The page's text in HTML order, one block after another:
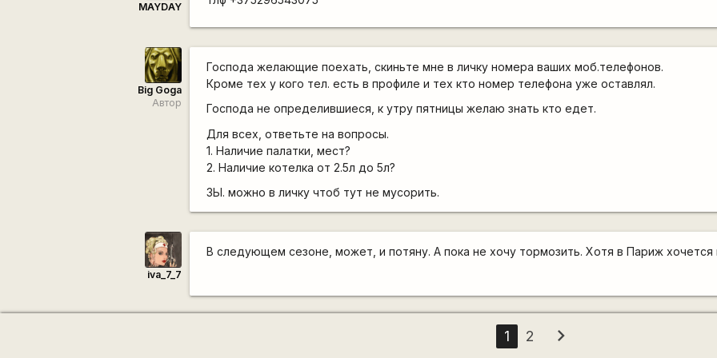
MAYDAY
Big Goga
Автор
Господа желающие поехать, скиньте мне в личку номера ваших моб.телефонов.
Кроме тех у кого тел. есть в профиле и тех кто номер телефона уже оставлял.
Господа не определившиеся, к утру пятницы желаю знать кто едет.
Для всех, ответьте на вопросы.
1. Наличие палатки, мест?
2. Наличие котелка от 2.5л до 5л?
ЗЫ. можно в личку чтоб тут не мусорить.
iva_7_7
В следующем сезоне, может, и потяну. А пока не хочу тормозить. Хотя в Париж хочется
1 2 chevron_right